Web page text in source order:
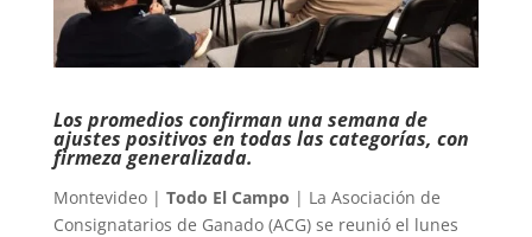
Los promedios confirman una semana de
ajustes positivos en todas las categorías, con
firmeza generalizada.
Montevideo | Todo El Campo | La Asociación de
Consignatarios de Ganado (ACG) se reunió el lunes